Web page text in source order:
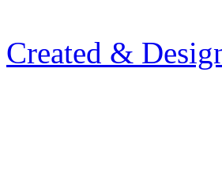
Created &